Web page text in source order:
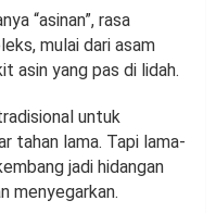
“asinan”, rasa
mulai dari asam
asin yang pas di lidah.
untuk
tahan lama. Tapi lama-
jadi hidangan
menyegarkan.